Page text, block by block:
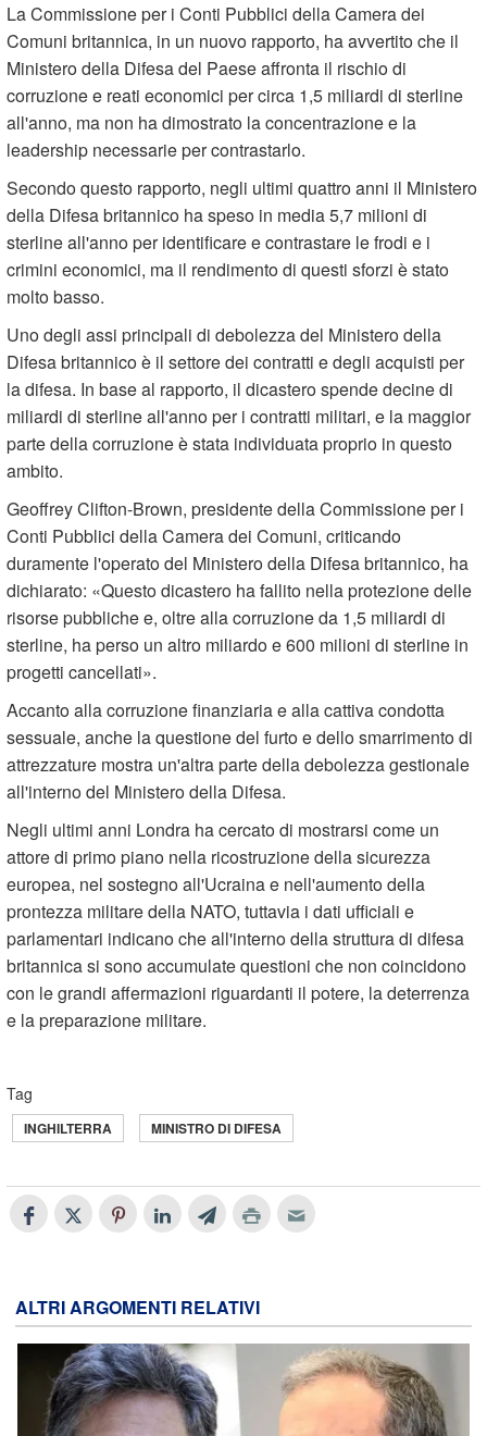
La Commissione per i Conti Pubblici della Camera dei
Comuni britannica, in un nuovo rapporto, ha avvertito che il
Ministero della Difesa del Paese affronta il rischio di
corruzione e reati economici per circa 1,5 miliardi di sterline
all'anno, ma non ha dimostrato la concentrazione e la
leadership necessarie per contrastarlo.
Secondo questo rapporto, negli ultimi quattro anni il Ministero
della Difesa britannico ha speso in media 5,7 milioni di
sterline all'anno per identificare e contrastare le frodi e i
crimini economici, ma il rendimento di questi sforzi è stato
molto basso.
Uno degli assi principali di debolezza del Ministero della
Difesa britannico è il settore dei contratti e degli acquisti per
la difesa. In base al rapporto, il dicastero spende decine di
miliardi di sterline all'anno per i contratti militari, e la maggior
parte della corruzione è stata individuata proprio in questo
ambito.
Geoffrey Clifton-Brown, presidente della Commissione per i
Conti Pubblici della Camera dei Comuni, criticando
duramente l'operato del Ministero della Difesa britannico, ha
dichiarato: «Questo dicastero ha fallito nella protezione delle
risorse pubbliche e, oltre alla corruzione da 1,5 miliardi di
sterline, ha perso un altro miliardo e 600 milioni di sterline in
progetti cancellati».
Accanto alla corruzione finanziaria e alla cattiva condotta
sessuale, anche la questione del furto e dello smarrimento di
attrezzature mostra un'altra parte della debolezza gestionale
all'interno del Ministero della Difesa.
Negli ultimi anni Londra ha cercato di mostrarsi come un
attore di primo piano nella ricostruzione della sicurezza
europea, nel sostegno all'Ucraina e nell'aumento della
prontezza militare della NATO, tuttavia i dati ufficiali e
parlamentari indicano che all'interno della struttura di difesa
britannica si sono accumulate questioni che non coincidono
con le grandi affermazioni riguardanti il potere, la deterrenza
e la preparazione militare.
Tag
INGHILTERRA MINISTRO DI DIFESA
ALTRI ARGOMENTI RELATIVI